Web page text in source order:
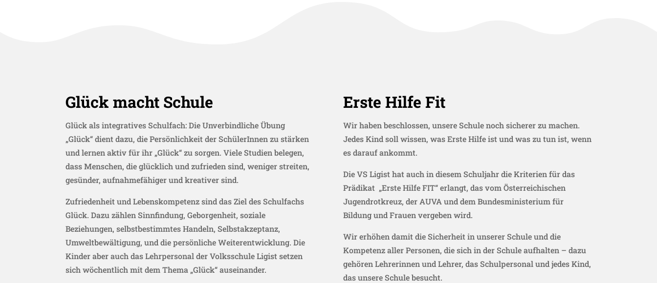
Glück macht Schule
Glück als integratives Schulfach: Die Unverbindliche Übung
„Glück“ dient dazu, die Persönlichkeit der SchülerInnen zu stärken
und lernen aktiv für ihr „Glück“ zu sorgen. Viele Studien belegen,
dass Menschen, die glücklich und zufrieden sind, weniger streiten,
gesünder, aufnahmefähiger und kreativer sind.
Zufriedenheit und Lebenskompetenz sind das Ziel des Schulfachs
Glück. Dazu zählen Sinnfindung, Geborgenheit, soziale
Beziehungen, selbstbestimmtes Handeln, Selbstakzeptanz,
Umweltbewältigung, und die persönliche Weiterentwicklung. Die
Kinder aber auch das Lehrpersonal der Volksschule Ligist setzen
sich wöchentlich mit dem Thema „Glück“ auseinander.
Erste Hilfe Fit
Wir haben beschlossen, unsere Schule noch sicherer zu machen.
Jedes Kind soll wissen, was Erste Hilfe ist und was zu tun ist, wenn
es darauf ankommt.
Die VS Ligist hat auch in diesem Schuljahr die Kriterien für das
Prädikat „Erste Hilfe FIT“ erlangt, das vom Österreichischen
Jugendrotkreuz, der AUVA und dem Bundesministerium für
Bildung und Frauenvergeben wird.
Wir erhöhen damit die Sicherheit in unserer Schule und die
Kompetenzaller Personen, die sich in der Schule aufhalten – dazu
gehören Lehrerinnen undLehrer, das Schulpersonal und jedes Kind,
das unsere Schule besucht.